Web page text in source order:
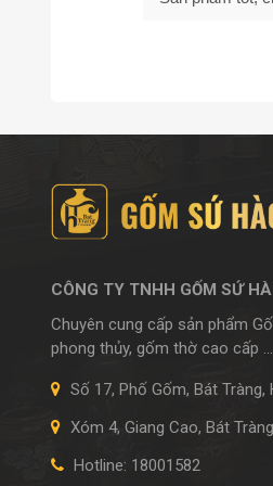
CÔNG TY TNHH GỐM SỨ
Chuyên cung cấp sản phẩm
phong thủy, gốm thờ cao cấp
Số 17, Phố Gốm, Bát Tràng,
Xóm 4, Giang Cao, Bát
Hotline: 18001582